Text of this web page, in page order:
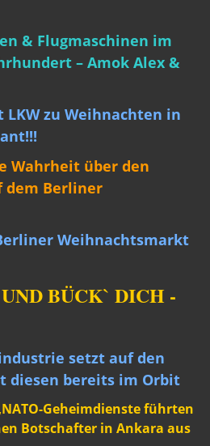
& Flugmaschinen im
– Amok Alex &
zu Weihnachten in
Wahrheit über den
dem Berliner
Weihnachtsmarkt
BÜCK` DICH -
setzt auf den
diesen bereits im Orbit
Geheimdienste führten
Botschafter in Ankara aus